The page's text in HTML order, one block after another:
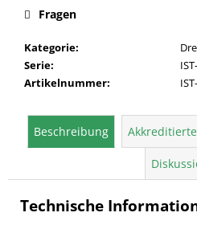
Kategorie:
Serie:
Artikelnummer:
Fragen
Beschreibung
Technische